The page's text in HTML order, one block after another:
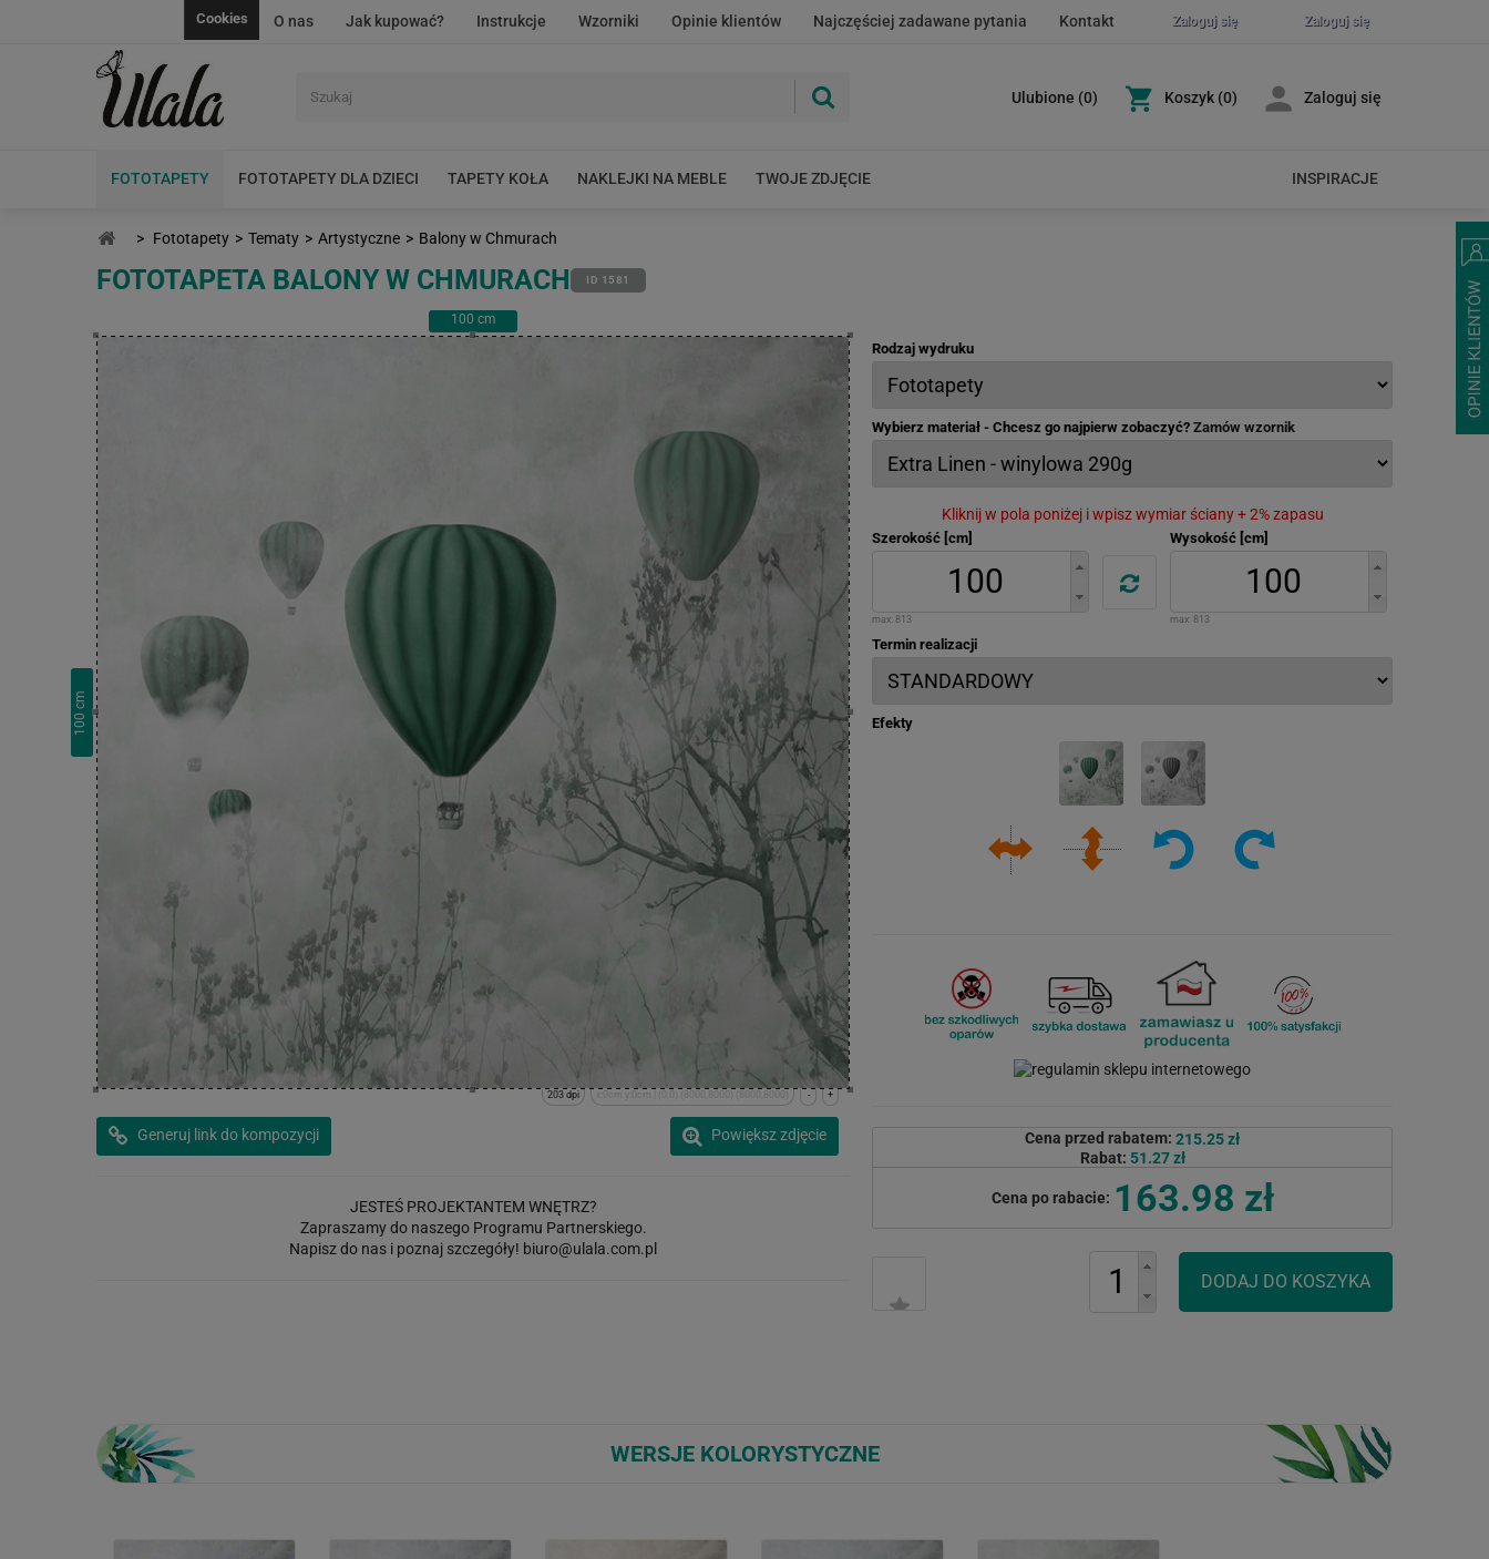
Zaloguj się
Zaloguj się
O nas Jak kupować? Instrukcje Wzorniki Opinie klientów Najczęściej zadawane pytania Kontakt
Cookies
Ulubione (0) Koszyk (0) Zaloguj się
FOTOTAPETY FOTOTAPETY DLA DZIECI TAPETY KOŁA NAKLEJKI NA MEBLE TWOJE ZDJĘCIE INSPIRACJE
> Fototapety > Tematy > Artystyczne > Balony w Chmurach
FOTOTAPETA BALONY W CHMURACH ID 1581
100 cm
100
cm
+
-
x:0cm y:0cm | (0,0) (8000,8000) (8000,8000)
203 dpi
Powiększ zdjęcie
Generuj link do kompozycji
JESTEŚ PROJEKTANTEM WNĘTRZ?
Zapraszamy do naszego Programu Partnerskiego.
Napisz do nas i poznaj szczegóły! biuro@ulala.com.pl
Rodzaj wydruku
Wybierz materiał - Chcesz go najpierw zobaczyć? Zamów wzornik
Kliknij w pola poniżej i wpisz wymiar ściany + 2% zapasu
Szerokość [cm]
max: 813
Wysokość [cm]
max: 813
Termin realizacji
Efekty
Cena przed rabatem: 215.25 zł
Rabat: 51.27 zł
Cena po rabacie: 163.98 zł
WERSJE KOLORYSTYCZNE